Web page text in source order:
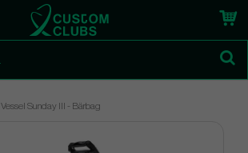
Vessel Sunday III - Bärbag